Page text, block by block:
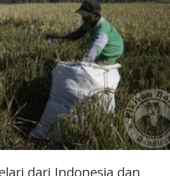
dari Indonesia dan